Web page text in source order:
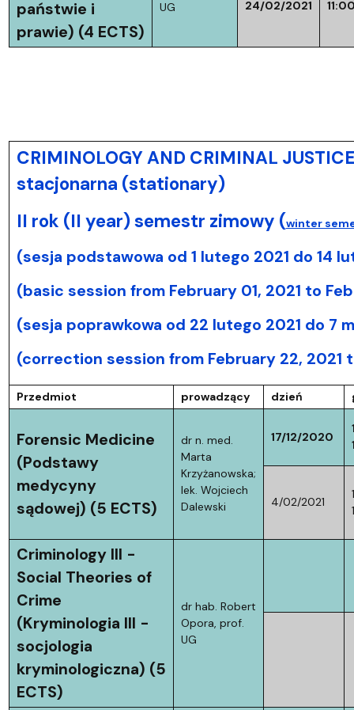
państwie i
prawie) (4 ECTS)
UG 24/02/2021
CRIMINOLOGY AND CRIMINAL
stacjonarna (stationary)
II rok (II year) semestr zimowy (winter
(sesja podstawowa od 1 lutego 2021 do 14
(basic session from February 01, 2021 to
(sesja poprawkowa od 22 lutego 2021 do 7
(correction session from February 22, 2021
Przedmiot prowadzący dzień
Forensic Medicine
(Podstawy
medycyny
sądowej) (5 ECTS)
dr n. med.
Marta
Krzyżanowska;
lek. Wojciech
Dalewski
17/12/2020
4/02/2021
Criminology III -
Social Theories of
Crime
(Kryminologia III -
socjologia
kryminologiczna) (5
ECTS)
dr hab. Robert
Opora, prof.
UG